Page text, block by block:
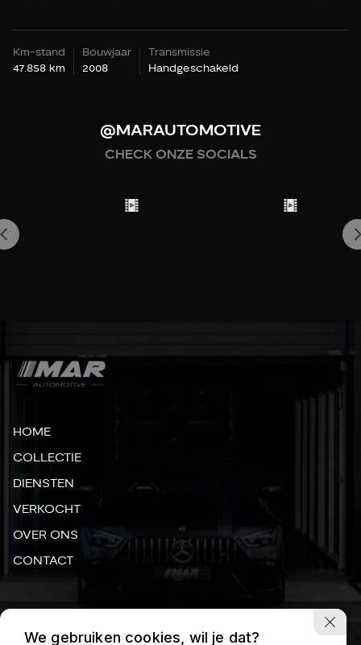
Km-stand
47.858 km
Bouwjaar
2008
Transmissie
Handgeschakeld
@MARAUTOMOTIVE
CHECK ONZE SOCIALS
HOME
COLLECTIE
DIENSTEN
VERKOCHT
OVER ONS
CONTACT
INFO@MAR-AUTOMOTIVE.NL
We gebruiken cookies, wil je dat?